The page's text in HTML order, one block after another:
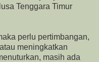
Tenggara Timur
perlu pertimbangan,
meningkatkan
masih ada